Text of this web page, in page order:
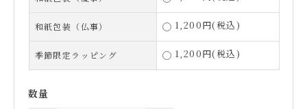
和紙包装（仏事） 1,200円(税込)
季節限定ラッピング 1,200円(税込)
数量